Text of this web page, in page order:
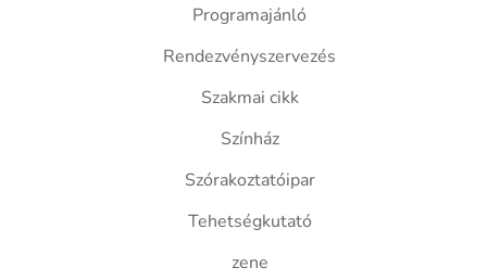
Programajánló
Rendezvényszervezés
Szakmai cikk
Színház
Szórakoztatóipar
Tehetségkutató
zene